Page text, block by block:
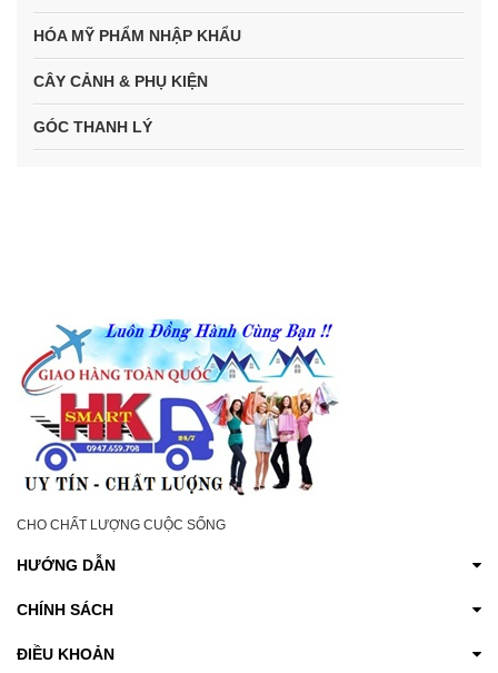
HÓA MỸ PHẨM NHẬP KHẨU
CÂY CẢNH & PHỤ KIỆN
GÓC THANH LÝ
CHO CHẤT LƯỢNG CUỘC SỐNG
HƯỚNG DẪN
CHÍNH SÁCH
ĐIỀU KHOẢN